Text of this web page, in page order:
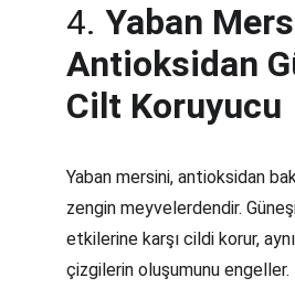
4. Yaban
Antioksidan
Cilt Koruyucu
Yaban mersini, antioksidan
zengin meyvelerdendir.
etkilerine karşı cildi korur,
çizgilerin oluşumunu engeller.